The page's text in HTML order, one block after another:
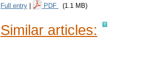
Full entry PDF (1.1 MB)
Similar articles: